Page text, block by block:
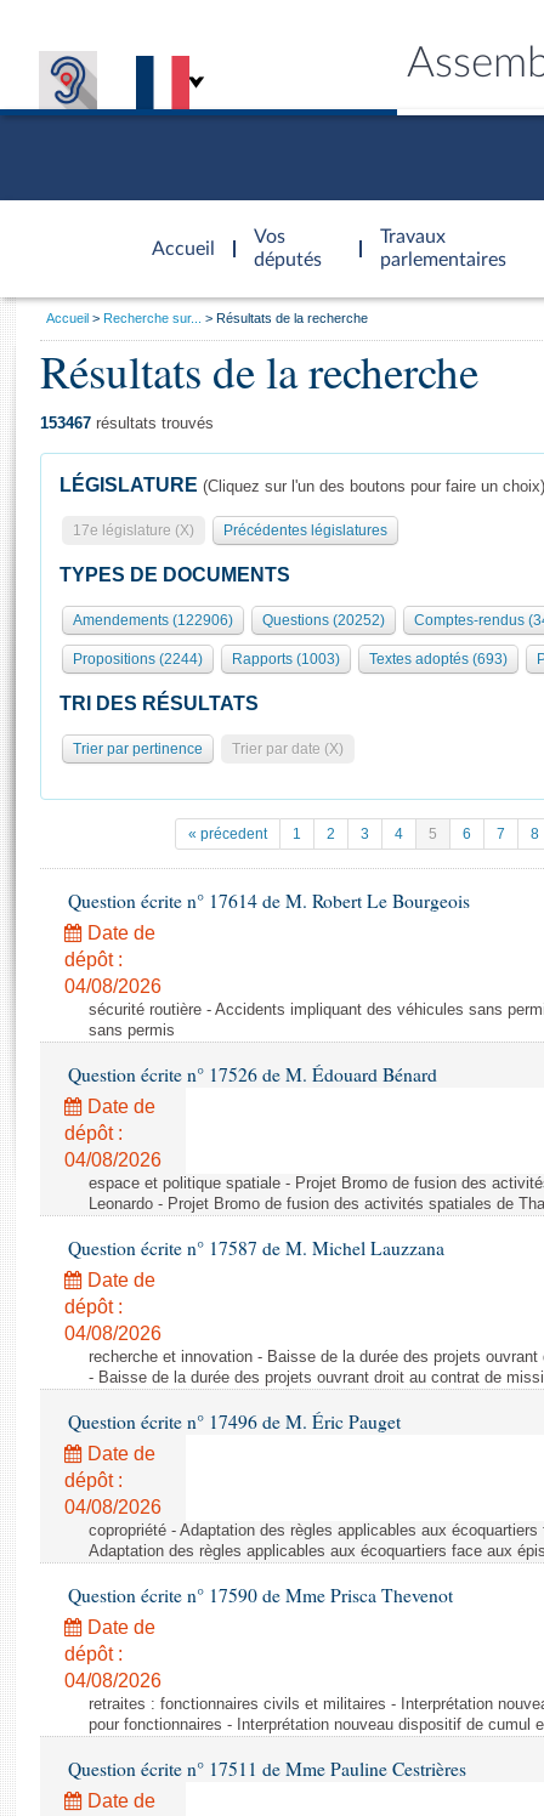
Accueil
d'accueil
Vos
députés
Travaux
parlementaires
Présidence
577 députés
Groupes politiques
Séance publique
Commissions et autres organes
Europe et International
Pétitions
Projets de loi
Propositions de loi
Amendements
Textes adoptés
Rapports législatifs
Rapports sur l'application des lois
Baromètre de l’application des lois
Dossiers législatifs
Budget et sécurité sociale
Questions écrites et orales
Comptes rendus des débats
Général
Rôle et pouvoirs de l'Assemblée
Organisation de l'Assemblée
Présidence Conférence des Présidents Bureau Collège des
Statistiques et chiffres clés
Documents de référence
( Constitution | Règlement de l'Assemblée ... )
Histoire
Juniors
Anciennes législatures
Visiter l'Assemblée
Visite virtuelle du palais Bourbon
Assister à une séance
La Bibliothèque
Contacts et plan d'accès
Photos libres de droit
Vous
Accueil Recherche sur... Résultats de la recherche
Résultats de la recherche
153467 résultats trouvés
LÉGISLATURE (Cliquez sur l'un des boutons pour faire un choix)
17e législature (X) Précédentes législatures
TYPES DE DOCUMENTS
Amendements (122906) Questions (20252) Comptes-rendus
Propositions (2244) Rapports (1003) Textes adoptés (693)
TRI DES RÉSULTATS
Trier par pertinence Trier par date (X)
« précedent 1 2 3 4 5 6 7 8
Question écrite n° 17614 de M. Robert Le Bourgeois
Date de
dépôt :
04/08/2026
sécurité routière - Accidents impliquant des véhicules sans
sans permis
Question écrite n° 17526 de M. Édouard Bénard
Date de
dépôt :
04/08/2026
espace et politique spatiale - Projet Bromo de fusion des
Leonardo - Projet Bromo de fusion des activités spatiales de
Question écrite n° 17587 de M. Michel Lauzzana
Date de
dépôt :
04/08/2026
recherche et innovation - Baisse de la durée des projets
- Baisse de la durée des projets ouvrant droit au contrat de
Question écrite n° 17496 de M. Éric Pauget
Date de
dépôt :
04/08/2026
copropriété - Adaptation des règles applicables aux
Adaptation des règles applicables aux écoquartiers face aux
Question écrite n° 17590 de Mme Prisca Thevenot
Date de
dépôt :
04/08/2026
retraites : fonctionnaires civils et militaires - Interprétation
pour fonctionnaires - Interprétation nouveau dispositif de cumul
Question écrite n° 17511 de Mme Pauline Cestrières
Date de